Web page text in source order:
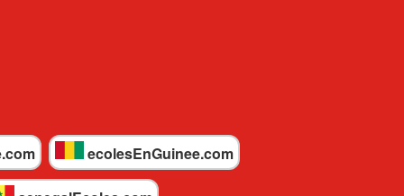
ecolesEnGuinee.com